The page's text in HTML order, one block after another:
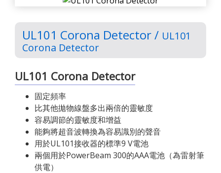
UL101 Corona Detector / UL101
Corona Detector
UL101 Corona Detector
固定頻率
比其他拋物線盤多出兩倍的靈敏度
容易調節的靈敏度和增益
能夠將超音波轉換為容易識別的聲音
用於UL101接收器的標準9 V電池
兩個用於PowerBeam 300的AAA電池（為雷射筆
供電）